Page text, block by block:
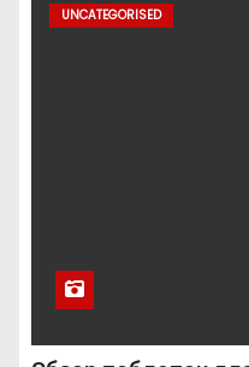
UNCATEGORISED